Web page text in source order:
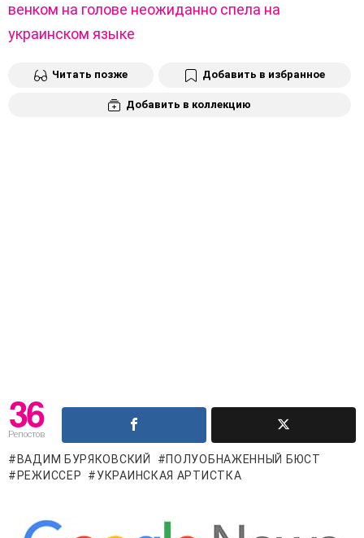
венком на голове неожиданно спела на
украинском языке
Читать позже Добавить в избранное
Добавить в коллекцию
36
Репостов
ВАДИМ БУРЯКОВСКИЙ
ПОЛУОБНАЖЕННЫЙ БЮСТ
РЕЖИССЕР
УКРАИНСКАЯ АРТИСТКА